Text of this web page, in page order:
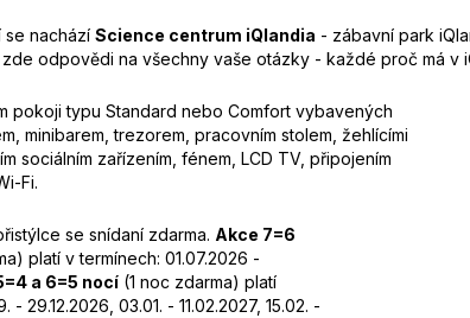
se nachází Science centrum iQlandia - zábavní park
odpovědi na všechny vaše otázky - každé proč má v
pokoji typu Standard nebo Comfort vybavených
minibarem, trezorem, pracovním stolem, žehlícími
sociálním zařízením, fénem, LCD TV, připojením
Fi.
se snídaní zdarma. Akce 7=6
platí v termínech: 01.07.2026 -
a 6=5 nocí (1 noc zdarma) platí
- 29.12.2026, 03.01. - 11.02.2027, 15.02. -